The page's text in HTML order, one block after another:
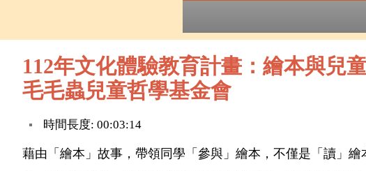
112年文化體驗教育計畫：繪本與兒
毛毛蟲兒童哲學基金會
時間長度: 00:03:14
藉由「繪本」故事，帶領同學「參與」繪本，不僅是「讀」